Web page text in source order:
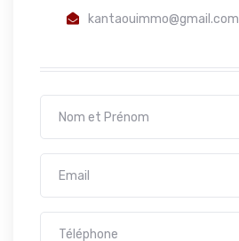
kantaouimmo@gmail.com